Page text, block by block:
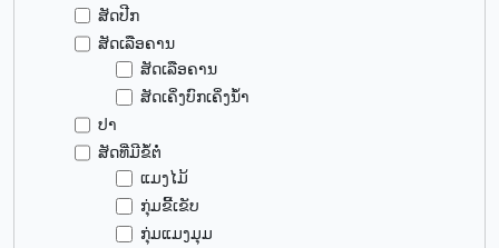
ສັດປີກ
ສັດເລືອຄານ
ສັດເລືອຄານ
ສັດເຄິ່ງບົກເຄິ່ງນ້ຳ
ປາ
ສັດທີ່ມີຂໍ້ຕໍ່
ແມງໄມ້
ກຸ່ມຂີ້ເຂັບ
ກຸ່ມແມງມຸມ